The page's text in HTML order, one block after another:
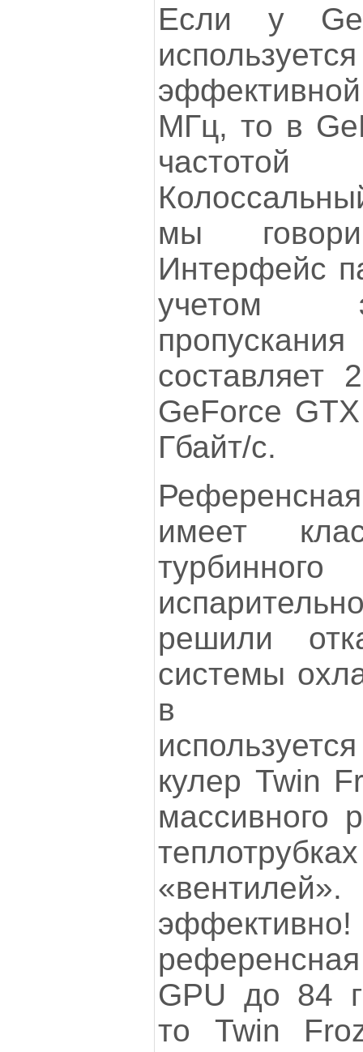
Если у
МГц, то в
мы
Интерфейс
учетом
составляет
GeForce
Гбайт/с.
имеет
решили
системы
в
кулер Twin
массивного
GPU до 84
то Twin